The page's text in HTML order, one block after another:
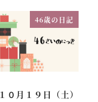
46歳の日記
１０月１９日（土）